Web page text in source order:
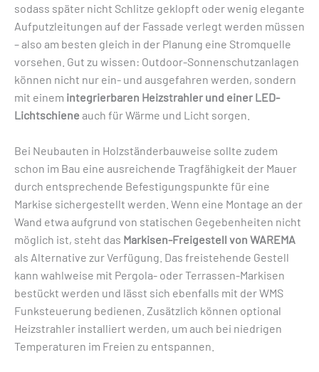
sodass später nicht Schlitze geklopft oder wenig elegante
Aufputzleitungen auf der Fassade verlegt werden müssen
– also am besten gleich in der Planung eine Stromquelle
vorsehen. Gut zu wissen: Outdoor-Sonnenschutzanlagen
können nicht nur ein- und ausgefahren werden, sondern
mit einem integrierbaren Heizstrahler und einer LED-
Lichtschiene auch für Wärme und Licht sorgen.
Bei Neubauten in Holzständerbauweise sollte zudem
schon im Bau eine ausreichende Tragfähigkeit der Mauer
durch entsprechende Befestigungspunkte für eine
Markise sichergestellt werden. Wenn eine Montage an der
Wand etwa aufgrund von statischen Gegebenheiten nicht
möglich ist, steht das Markisen-Freigestell von WAREMA
als Alternative zur Verfügung. Das freistehende Gestell
kann wahlweise mit Pergola- oder Terrassen-Markisen
bestückt werden und lässt sich ebenfalls mit der WMS
Funksteuerung bedienen. Zusätzlich können optional
Heizstrahler installiert werden, um auch bei niedrigen
Temperaturen im Freien zu entspannen.